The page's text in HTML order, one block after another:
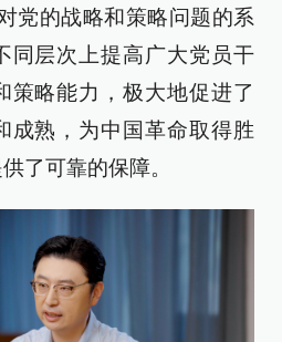
党的战略和策略问题的系
同层次上提高广大党员干
策略能力，极大地促进了
成熟，为中国革命取得胜
了可靠的保障。